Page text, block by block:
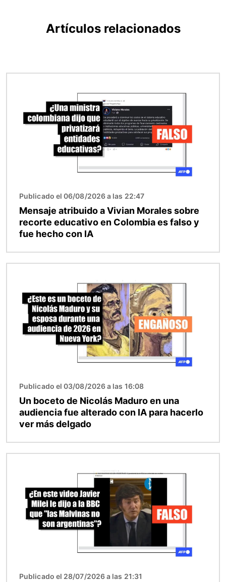
Artículos relacionados
Publicado el 06/08/2026 a las 22:47
Mensaje atribuido a Vivian Morales sobre
recorte educativo en Colombia es falso y
fue hecho con IA
Publicado el 03/08/2026 a las 16:08
Un boceto de Nicolás Maduro en una
audiencia fue alterado con IA para hacerlo
ver más delgado
Publicado el 28/07/2026 a las 21:31